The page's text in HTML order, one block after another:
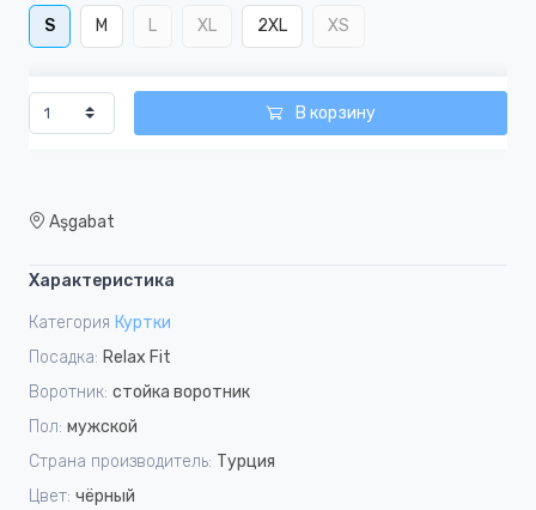
S M L XL 2XL XS
В корзину
Aşgabat
Характеристика
Категория Куртки
Посадка: Relax Fit
Воротник: стойка воротник
Пол: мужской
Страна производитель: Турция
Цвет: чёрный